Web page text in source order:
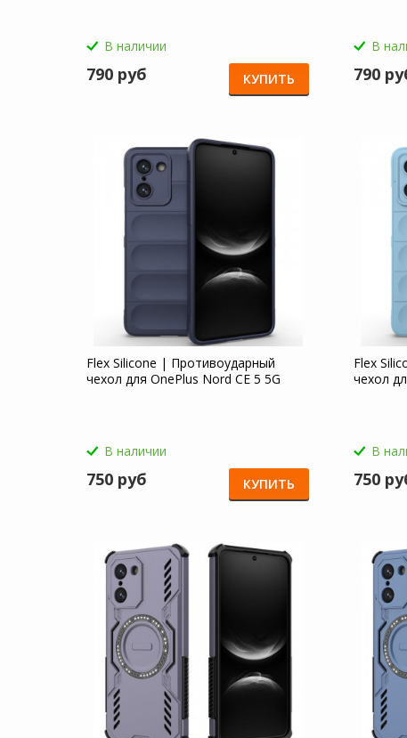
В наличии
790 руб КУПИТЬ
В
790
Flex Silicone | Противоударный
чехол для OnePlus Nord CE 5 5G
В наличии
750 руб КУПИТЬ
Flex
чехол
В
750